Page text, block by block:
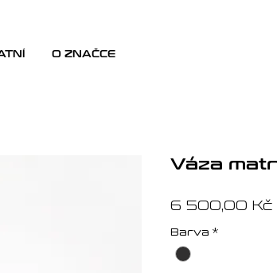
O ZNAČCE
Váza
6 500,00 Kč
Barva *